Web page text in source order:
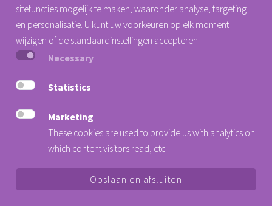
sitefuncties mogelijk te maken, waaronder analyse, targeting
en personalisatie. U kunt uw voorkeuren op elk moment
wijzigen of de standaardinstellingen accepteren.
Necessary
Statistics
Marketing
These cookies are used to provide us with analytics on
which content visitors read, etc.
Opslaan en afsluiten
5141 MTWaalwijk
Tel. +31 (0)88 0077 140
info@arseus-dental.nl
Cookieverklaring
Nieuwsbrief
Verander hier uw cookie voorkeur
© 2026 Copyright Arseus Dental | Website van